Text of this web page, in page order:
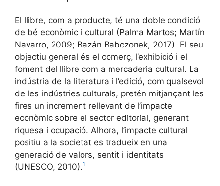
El llibre, com a producte, té una doble condició
de bé econòmic i cultural (Palma Martos; Martín
Navarro, 2009; Bazán Babczonek, 2017). El seu
objectiu general és el comerç, l’exhibició i el
foment del llibre com a mercaderia cultural. La
indústria de la literatura i l’edició, com qualsevol
de les indústries culturals, pretén mitjançant les
fires un increment rellevant de l’impacte
econòmic sobre el sector editorial, generant
riquesa i ocupació. Alhora, l’impacte cultural
positiu a la societat es tradueix en una
generació de valors, sentit i identitats
(UNESCO, 2010).1